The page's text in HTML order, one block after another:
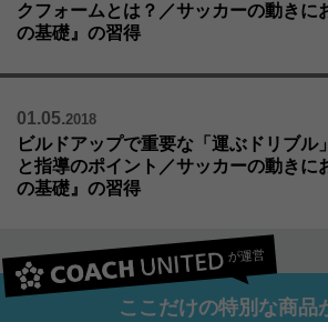
クフォームとは？／サッカーの動きに
の基礎』の習得
01.05.2018
ビルドアップで重要な「運ぶドリブル
と指導のポイント／サッカーの動きに
の基礎』の習得
が運営
ここだけの特別な商品